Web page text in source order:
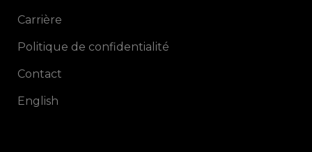
Carrière
Politique de confidentialité
Contact
English